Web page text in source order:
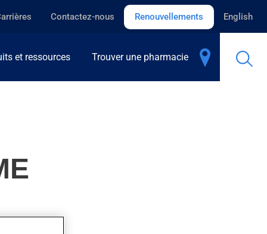
Contactez-nous Renouvellements English
et ressources Trouver une pharmacie